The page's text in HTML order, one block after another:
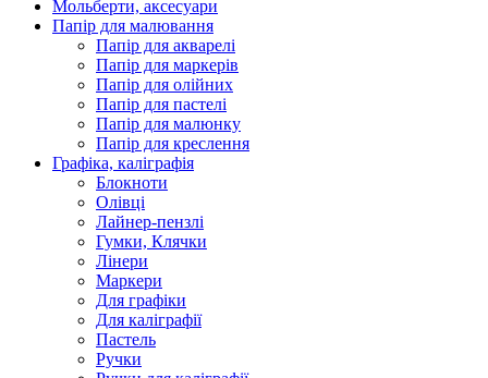
Мольберти, аксесуари
Папір для малювання
Папір для акварелі
Папір для маркерів
Папір для олійних
Папір для пастелі
Папір для малюнку
Папір для креслення
Графіка, каліграфія
Блокноти
Олівці
Лайнер-пензлі
Гумки, Клячки
Лінери
Маркери
Для графіки
Для каліграфії
Пастель
Ручки